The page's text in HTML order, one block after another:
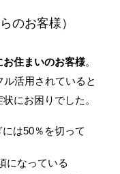
のお客様）
お住まいのお客様。
活用されていると
にお困りでした。
は50％を切って
になっている